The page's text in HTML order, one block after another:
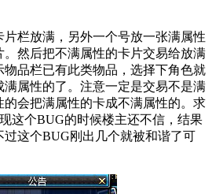
栏放满，另外一个号放一张满属性
然后把不满属性的卡片交易给放满
品栏已有此类物品，选择下角色就
属性的了。注意一定是交易不是满
的会把满属性的卡成不满属性的。求
这个BUG的时候楼主还不信，结果
这个BUG刚出几个就被和谐了可